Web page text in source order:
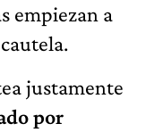
empiezan a
justamente
por